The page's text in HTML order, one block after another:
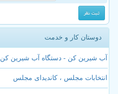
دوستان کار و خدمت
آب شیرین کن - دستگاه آب شیرین کن
انتخابات مجلس ، کاندیدای مجلس